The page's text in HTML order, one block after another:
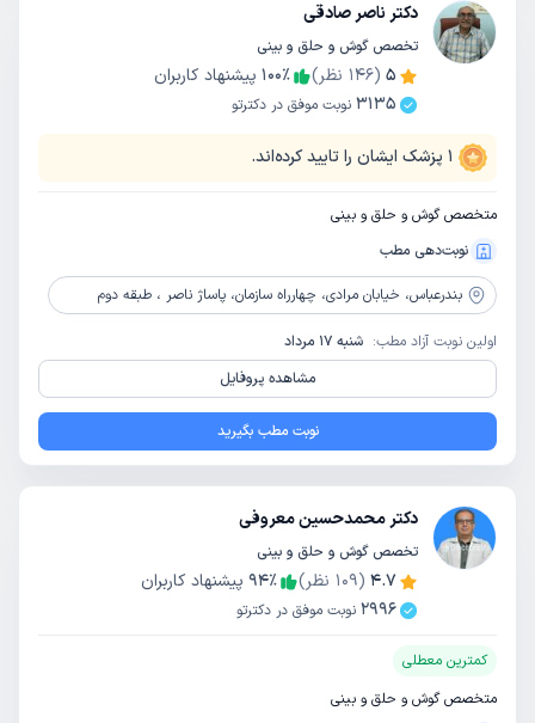
دکتر ناصر صادقی
تخصص گوش و حلق و بینی
5
(
146 نظر) 100٪
پیشنهاد کاربران
3135 نوبت موفق در دکترتو
1 پزشک ایشان را تایید کرده‌اند.
متخصص گوش و حلق و بینی
نوبت‌دهی مطب
بندرعباس، خیابان مرادی، چهارراه سازمان، پاساژ ناصر ، طبقه دوم
اولین نوبت آزاد مطب: شنبه 17 مرداد
مشاهده پروفایل
نوبت مطب بگیرید
دکتر محمدحسین معروفی
تخصص گوش و حلق و بینی
4.7
(
109 نظر) 94٪
پیشنهاد کاربران
2996 نوبت موفق در دکترتو
کمترین معطلی
متخصص گوش و حلق و بینی